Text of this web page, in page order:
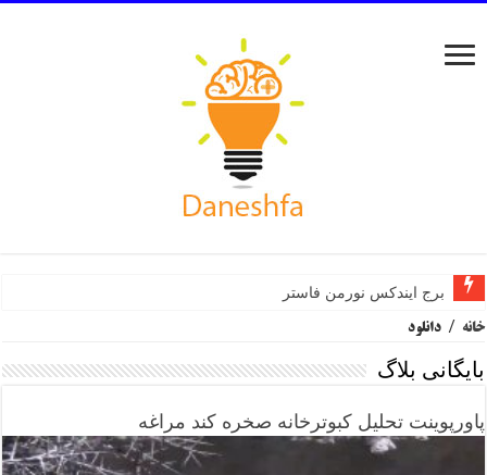
برج ایندکس نورمن فاستر
خانه / دانلود
بایگانی بلاگ
پاورپوینت تحلیل کبوترخانه صخره کند مراغه